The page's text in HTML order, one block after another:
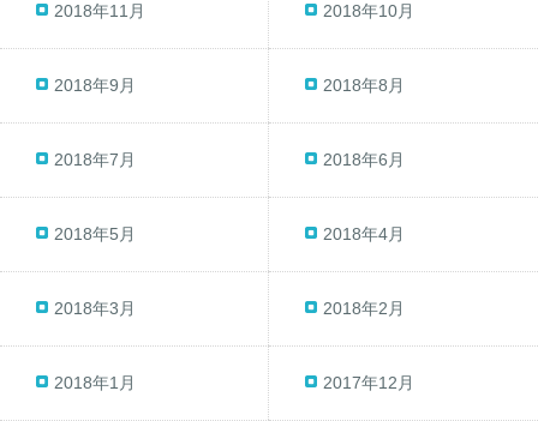
2018年11月 2018年10月
2018年9月 2018年8月
2018年7月 2018年6月
2018年5月 2018年4月
2018年3月 2018年2月
2018年1月 2017年12月